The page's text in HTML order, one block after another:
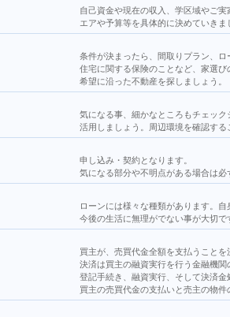
自己資金や現在の収入、学区域やご
エアや予算等を具体的に決めていきま
条件が決まったら、間取りプラン、ロ
住宅に関する保険のことなど、家選び
希望に沿った不動産を探しましょう。
気になる事、細かなところもチェック
活用しましょう。周辺環境を確認する
申し込み・契約となります。
気になる部分や不明点がある場合は必
ローンには様々な種類があります。自
今後の生活に無理がでない事が大切で
買主が、売買代金全額を支払うことを
決済は買主の融資実行を行う金融機関
登記手続き、融資実行、そして決済金
買主の売買代金の支払いと売主の物件